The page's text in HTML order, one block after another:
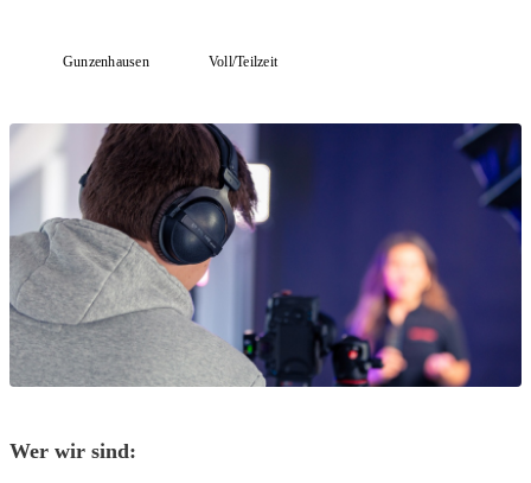
Gunzenhausen Voll/Teilzeit
Wer wir sind: